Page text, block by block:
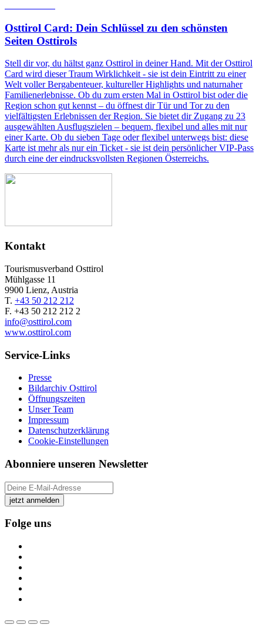
Osttirol Card: Dein Schlüssel zu den schönsten
Seiten Osttirols
Stell dir vor, du hältst ganz Osttirol in deiner Hand. Mit der Osttirol
Card wird dieser Traum Wirklichkeit - sie ist dein Eintritt zu einer
Welt voller Bergabenteuer, kultureller Highlights und naturnaher
Familienerlebnisse. Ob du zum ersten Mal in Osttirol bist oder die
Region schon gut kennst – du öffnest dir Tür und Tor zu den
vielfältigsten Erlebnissen der Region. Sie bietet dir Zugang zu 23
ausgewählten Ausflugszielen – bequem, flexibel und alles mit nur
einer Karte. Ob du sieben Tage oder flexibel unterwegs bist: diese
Karte ist mehr als nur ein Ticket - sie ist dein persönlicher VIP-Pass
durch eine der eindrucksvollsten Regionen Österreichs.
Kontakt
Tourismusverband Osttirol
Mühlgasse 11
9900 Lienz, Austria
T. +43 50 212 212
F. +43 50 212 212 2
info@osttirol.com
www.osttirol.com
Service-Links
Presse
Bildarchiv Osttirol
Öffnungszeiten
Unser Team
Impressum
Datenschutzerklärung
Cookie-Einstellungen
Abonniere unseren Newsletter
jetzt anmelden
Folge uns